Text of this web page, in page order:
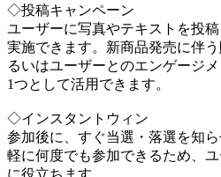
◇投稿キャンペーン
ユーザーに写真やテキストを投
実施できます。新商品発売に伴
るいはユーザーとのエンゲージ
1つとして活用できます。
◇インスタントウィン
参加後に、すぐ当選・落選を知
軽に何度でも参加できるため、
に役立ちます。